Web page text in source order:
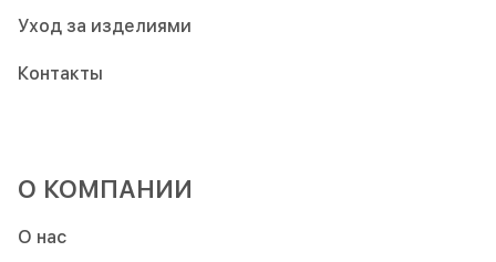
Уход за изделиями
Контакты
О КОМПАНИИ
О нас